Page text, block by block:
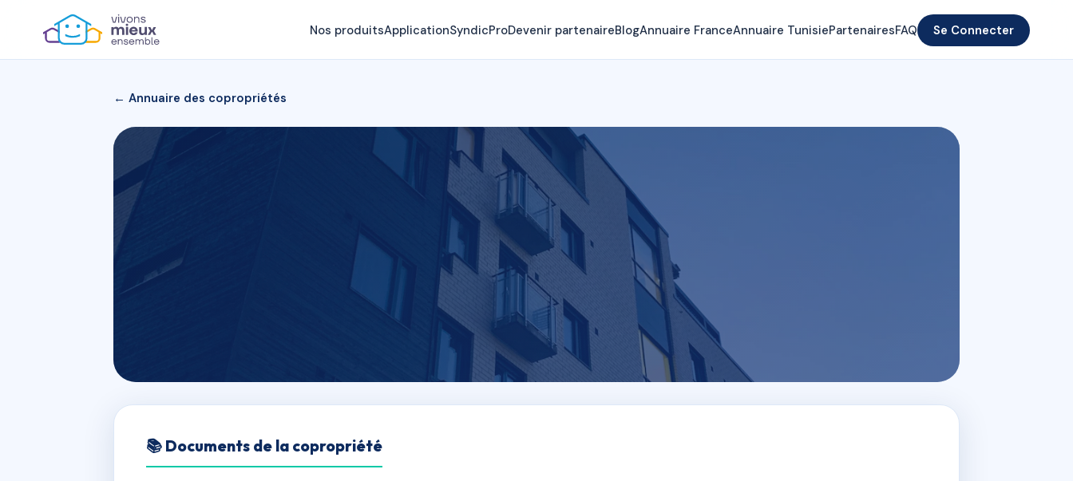
Nos produitsApplicationSyndicProDevenir partenaireBlogAnnuaire FranceAnnuaire TunisiePartenairesFAQ Se Connecter
← Annuaire des copropriétés
RÉSIDENCE LES BAINS
📚 Documents de la copropriété